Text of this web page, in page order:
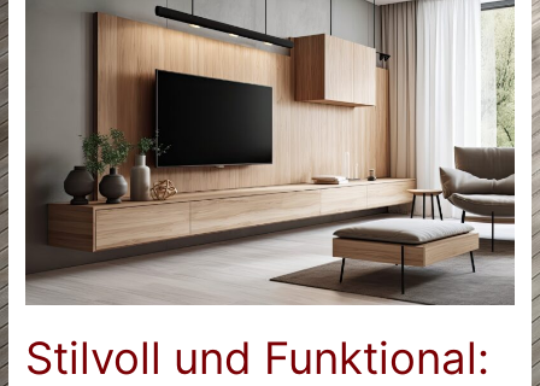
Stilvoll und Funktional: